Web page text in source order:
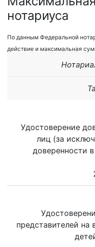
нотариуса
По данным Федеральной
действие и максимальная
Удостоверение
лиц (за
доверенности
представителей на